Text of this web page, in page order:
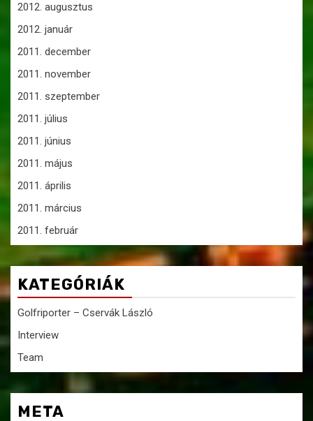
2012. augusztus
2012. január
2011. december
2011. november
2011. szeptember
2011. július
2011. június
2011. május
2011. április
2011. március
2011. február
KATEGÓRIÁK
Golfriporter – Cservák László
Interview
Team
META